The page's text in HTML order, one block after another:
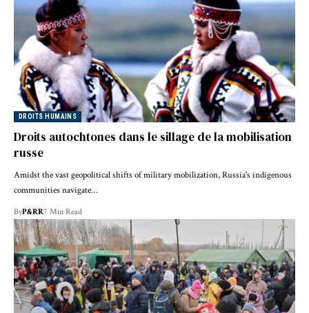
DROITS HUMAINS
Droits autochtones dans le sillage de la mobilisation
russe
Amidst the vast geopolitical shifts of military mobilization, Russia's indigenous
communities navigate…
ByP&RR7 Min Read